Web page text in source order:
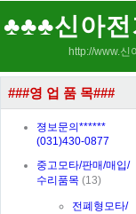
♣♣♣신아
http://www.신
###영 업 품 목###
졍보문의******
(031)430-0877
중고모타/판매/매입/
수리품목 (13)
전폐형모타/